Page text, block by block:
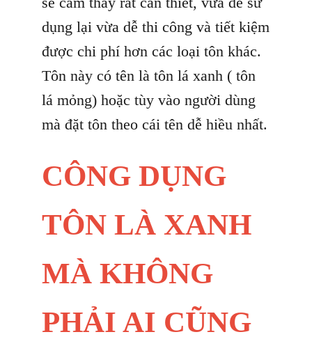
dụng lại vừa dễ thi công và tiết kiệm
được chi phí hơn các loại tôn khác.
Tôn này có tên là tôn lá xanh ( tôn
lá mỏng) hoặc tùy vào người dùng
mà đặt tôn theo cái tên dễ hiều nhất.
CÔNG DỤNG
TÔN LÀ XANH
MÀ KHÔNG
PHẢI AI CŨNG